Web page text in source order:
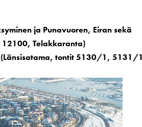
ja Punavuoren, Eiran sekä
12100, Telakkaranta)
(Länsisatama, tontit 5130/1, 5131/